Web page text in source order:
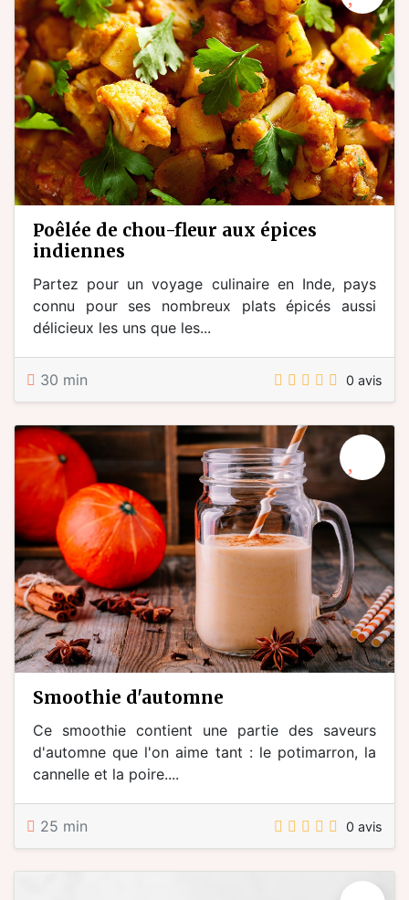
poêlée de chou-fleur aux épices
indiennes
Partez pour un voyage culinaire en Inde, pays
connu pour ses nombreux plats épicés aussi
délicieux les uns que les...
30 min 0 avis
smoothie d'automne
Ce smoothie contient une partie des saveurs
d'automne que l'on aime tant : le potimarron, la
cannelle et la poire....
25 min 0 avis